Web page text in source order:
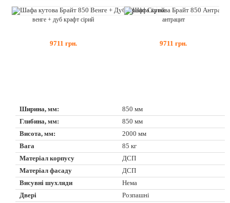
венге + дуб крафт сірий
9711 грн.
антрацит
9711 грн.
Ширина, мм:
850 мм
Глибина, мм:
850 мм
Висота, мм:
2000 мм
Вага
85 кг
Матеріал корпусу
ДСП
Матеріал фасаду
ДСП
Висувні шухляди
Нема
Двері
Розпашні